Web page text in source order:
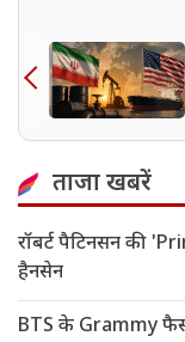
ताजा खबरें
रॉबर्ट पैटिनसन की
हैनसेन
BTS के Grammy